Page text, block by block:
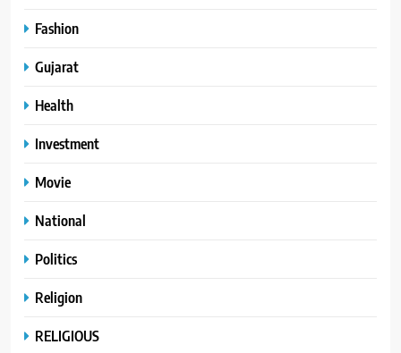
Fashion
Gujarat
Health
Investment
Movie
National
Politics
Religion
RELIGIOUS